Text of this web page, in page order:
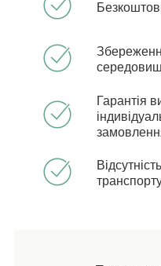
Гарантія